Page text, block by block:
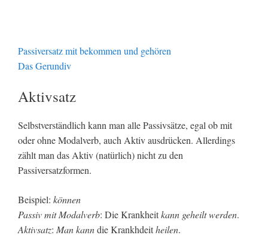
Passiversatz mit bekommen und gehören
Das Gerundiv
Aktivsatz
Selbstverständlich kann man alle Passivsätze, egal ob mit
oder ohne Modalverb, auch Aktiv ausdrücken. Allerdings
zählt man das Aktiv (natürlich) nicht zu den
Passiversatzformen.
Beispiel: können
Passiv mit Modalverb: Die Krankheitkann geheilt werden.
Aktivsatz: Man kanndie Krankhdeitheilen.